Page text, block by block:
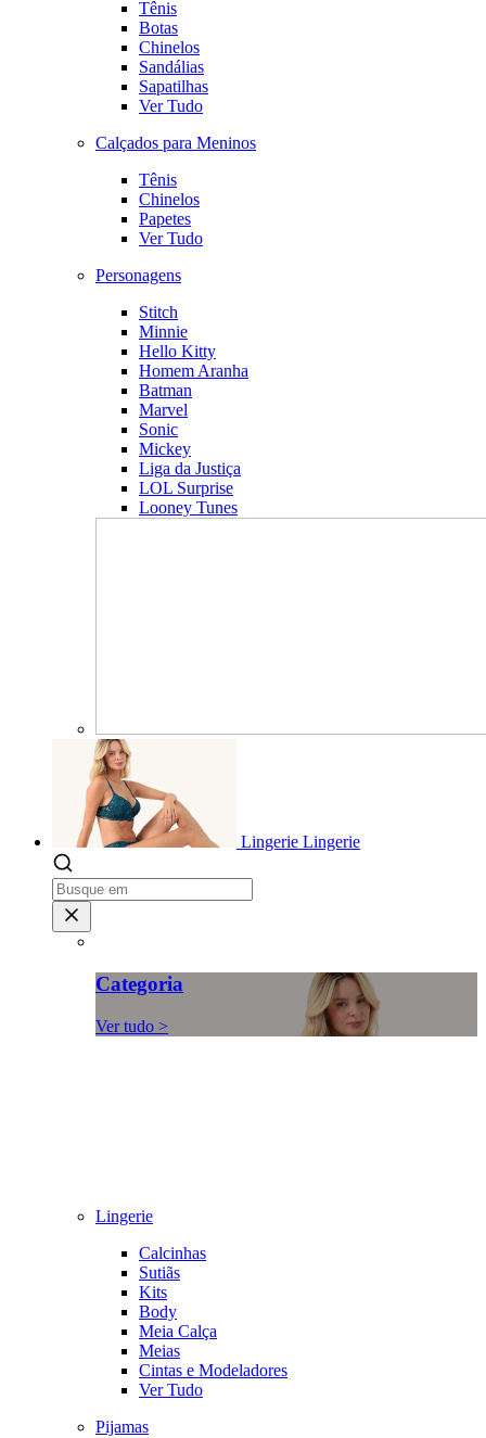
Tênis
Botas
Chinelos
Sandálias
Sapatilhas
Ver Tudo
Calçados para Meninos
Tênis
Chinelos
Papetes
Ver Tudo
Personagens
Stitch
Minnie
Hello Kitty
Homem Aranha
Batman
Marvel
Sonic
Mickey
Liga da Justiça
LOL Surprise
Looney Tunes
Lingerie Lingerie
Categoria
Ver tudo >
Lingerie
Calcinhas
Sutiãs
Kits
Body
Meia Calça
Meias
Cintas e Modeladores
Ver Tudo
Pijamas